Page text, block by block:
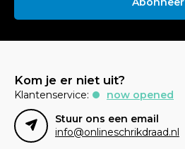
Kom je er niet uit?
Klantenservice:
now opened
Stuur ons een email
info@onlineschrikdraad.nl